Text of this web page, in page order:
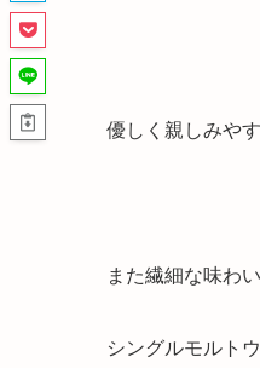
優しく親しみや
また繊細な味わ
シングルモルト